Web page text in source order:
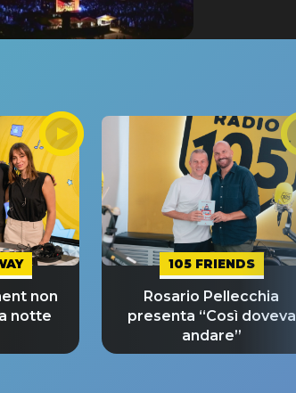
non
notte
105 FRIENDS
Rosario Pellecchia
presenta “Così doveva
andare”